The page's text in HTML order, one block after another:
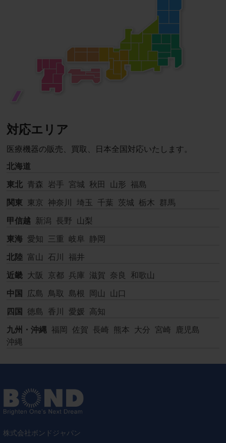
対応エリア
医療機器の販売、買取、日本全国対応いたします。
北海道
東北 青森 岩手 宮城 秋田 山形 福島
関東 東京 神奈川 埼玉 千葉 茨城 栃木 群馬
甲信越 新潟 長野 山梨
東海 愛知 三重 岐阜 静岡
北陸 富山 石川 福井
近畿 大阪 京都 兵庫 滋賀 奈良 和歌山
中国 広島 鳥取 島根 岡山 山口
四国 徳島 香川 愛媛 高知
九州・沖縄 福岡 佐賀 長崎 熊本 大分 宮崎 鹿児島
沖縄
株式会社ボンドジャパン